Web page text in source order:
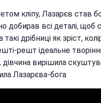
кліпу, Лазарєв став
добирав всі деталі, щоб
такі дрібниці як зріст,
решт ідеальне
дівчина вирішила
Лазарєва-бога.